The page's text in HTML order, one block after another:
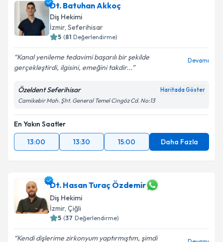
Dt. Batuhan Akkoç
Diş Hekimi
İzmir, Seferihisar
5 (81 Değerlendirme)
Kanal yenileme tedavimi başarılı bir şekilde
gerçekleştirdi, ilgisini, emeğini takdir...
Devamı
Özeldent Seferihisar Haritada Göster
Camikebir Mah. Şht. General Temel Cingöz Cd. No:13
En Yakın Saatler
13:00
13:30 15:00 Daha Fazla
Dt. Hasan Turaç Özdemir
Diş Hekimi
İzmir, Çiğli
5 (37 Değerlendirme)
Kendi dişlerime zirkonyum yaptırmıştım, şimdi